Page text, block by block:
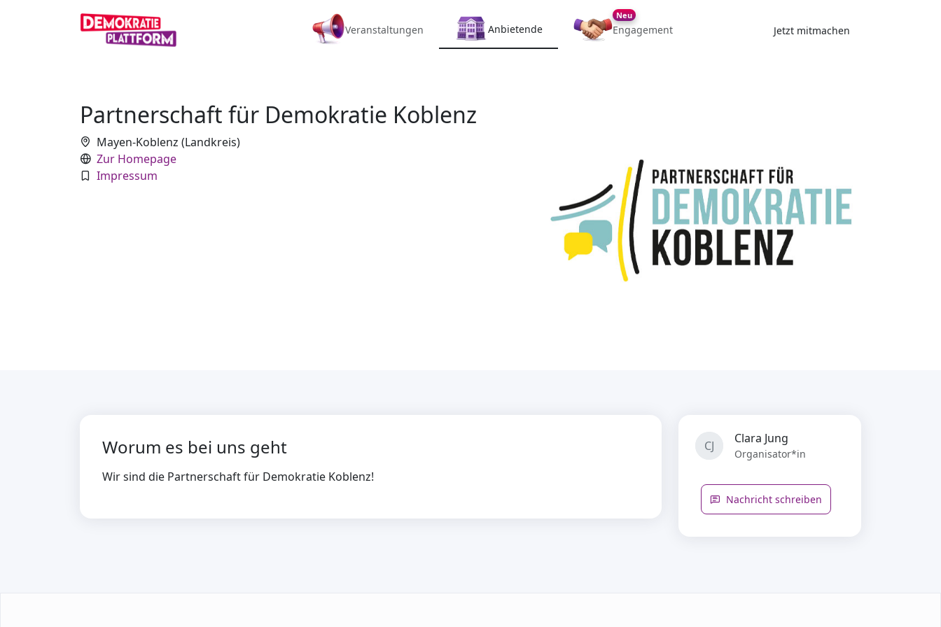
Veranstaltungen Anbietende Engagement
Neu
Jetzt mitmachen
Partnerschaft für Demokratie Koblenz
Mayen-Koblenz (Landkreis)
Zur Homepage
Impressum
Worum es bei uns geht
Wir sind die Partnerschaft für Demokratie Koblenz!
CJ Clara Jung
Organisator*in
Nachricht schreiben